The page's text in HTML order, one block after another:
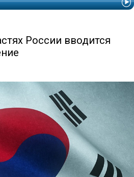
России вводится